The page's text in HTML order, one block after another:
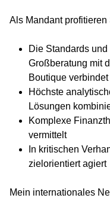
Als Mandant profitieren
Die Standards
Großberatung mit
Boutique verbindet
Höchste
Lösungen
Komplexe
vermittelt
In kritischen
zielorientiert agiert
Mein internationales